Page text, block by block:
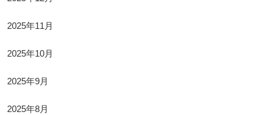
2025年11月
2025年10月
2025年9月
2025年8月